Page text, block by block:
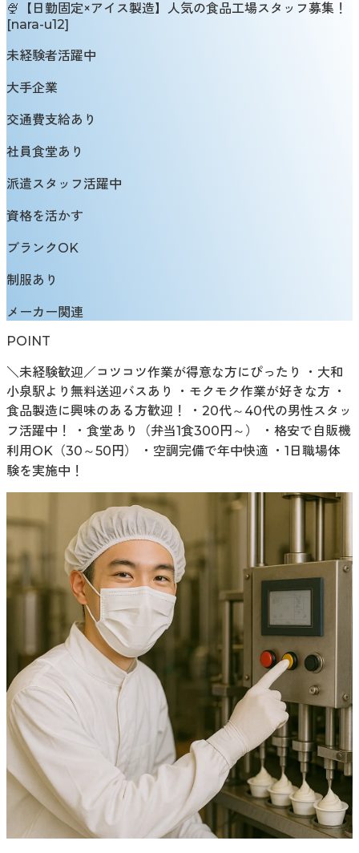
🍨【日勤固定×アイス製造】人気の食品工場スタッフ募集！
[nara-u12]
未経験者活躍中
大手企業
交通費支給あり
社員食堂あり
派遣スタッフ活躍中
資格を活かす
ブランクOK
制服あり
メーカー関連
POINT
＼未経験歓迎／コツコツ作業が得意な方にぴったり ・大和
小泉駅より無料送迎バスあり ・モクモク作業が好きな方 ・
食品製造に興味のある方歓迎！ ・20代～40代の男性スタッ
フ活躍中！ ・食堂あり（弁当1食300円～） ・格安で自販機
利用OK（30～50円） ・空調完備で年中快適 ・1日職場体
験を実施中！